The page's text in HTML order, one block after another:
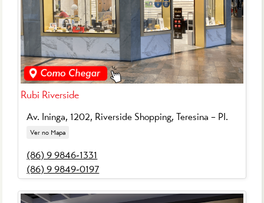
Rubi Riverside
Av. Ininga, 1202, Riverside Shopping,Teresina – PI.
Ver no Mapa
(86) 9 9846-1331
(86) 9 9849-0197